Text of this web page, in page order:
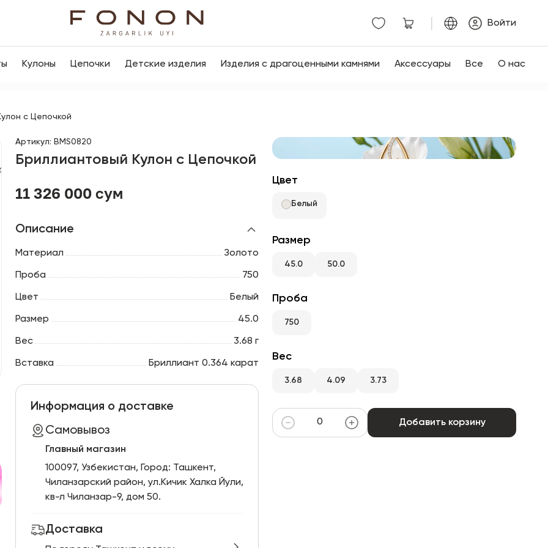
Войти
Кулоны Цепочки Детские изделия Изделия с драгоценными камнями Аксессуары Все О нас
с Цепочкой
Артикул: BMS0820
Бриллиантовый Кулон с Цепочкой
11 326 000 сум
Описание
Материал Золото
Проба 750
Цвет Белый
Размер 45.0
Вес 3.68 г
Вставка Бриллиант 0.364 карат
Информация о доставке
Самовывоз
Главный магазин
100097, Узбекистан, Город: Ташкент,
Чиланзарский pайон, ул.Кичик Халка Йули,
кв-л Чиланзар-9, дом 50.
Доставка
Цвет
Белый
Размер
45.0 50.0
Проба
750
Вес
3.68 4.09 3.73
Добавить корзину